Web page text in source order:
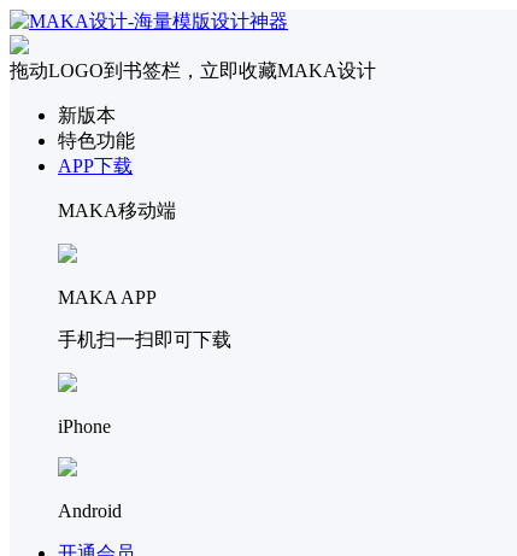
拖动LOGO到书签栏，立即收藏MAKA设计
新版本
特色功能
APP下载
MAKA移动端
MAKA APP
手机扫一扫即可下载
iPhone
Android